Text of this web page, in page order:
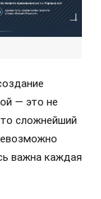
— это не
сложнейший
важна каждая